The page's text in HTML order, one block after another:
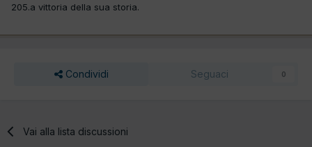
205.a vittoria della sua storia.
Condividi Seguaci 0
Vai alla lista discussioni